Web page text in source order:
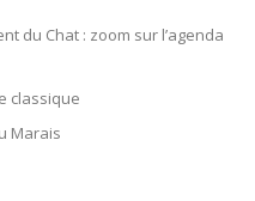
du Chat : zoom sur l’agenda
classique
Marais